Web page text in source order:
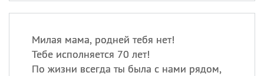
Милая мама, родней тебя нет!
Тебе исполняется 70 лет!
По жизни всегда ты была с нами рядом,